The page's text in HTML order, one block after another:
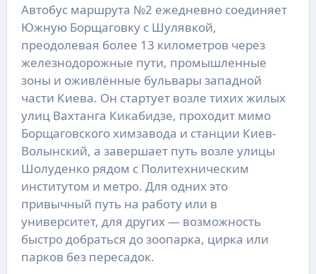
Автобус маршрута №2 ежедневно соединяет
Южную Борщаговку с Шулявкой,
преодолевая более 13 километров через
железнодорожные пути, промышленные
зоны и оживлённые бульвары западной
части Киева. Он стартует возле тихих жилых
улиц Вахтанга Кикабидзе, проходит мимо
Борщаговского химзавода и станции Киев-
Волынский, а завершает путь возле улицы
Шолуденко рядом с Политехническим
институтом и метро. Для одних это
привычный путь на работу или в
университет, для других — возможность
быстро добраться до зоопарка, цирка или
парков без пересадок.